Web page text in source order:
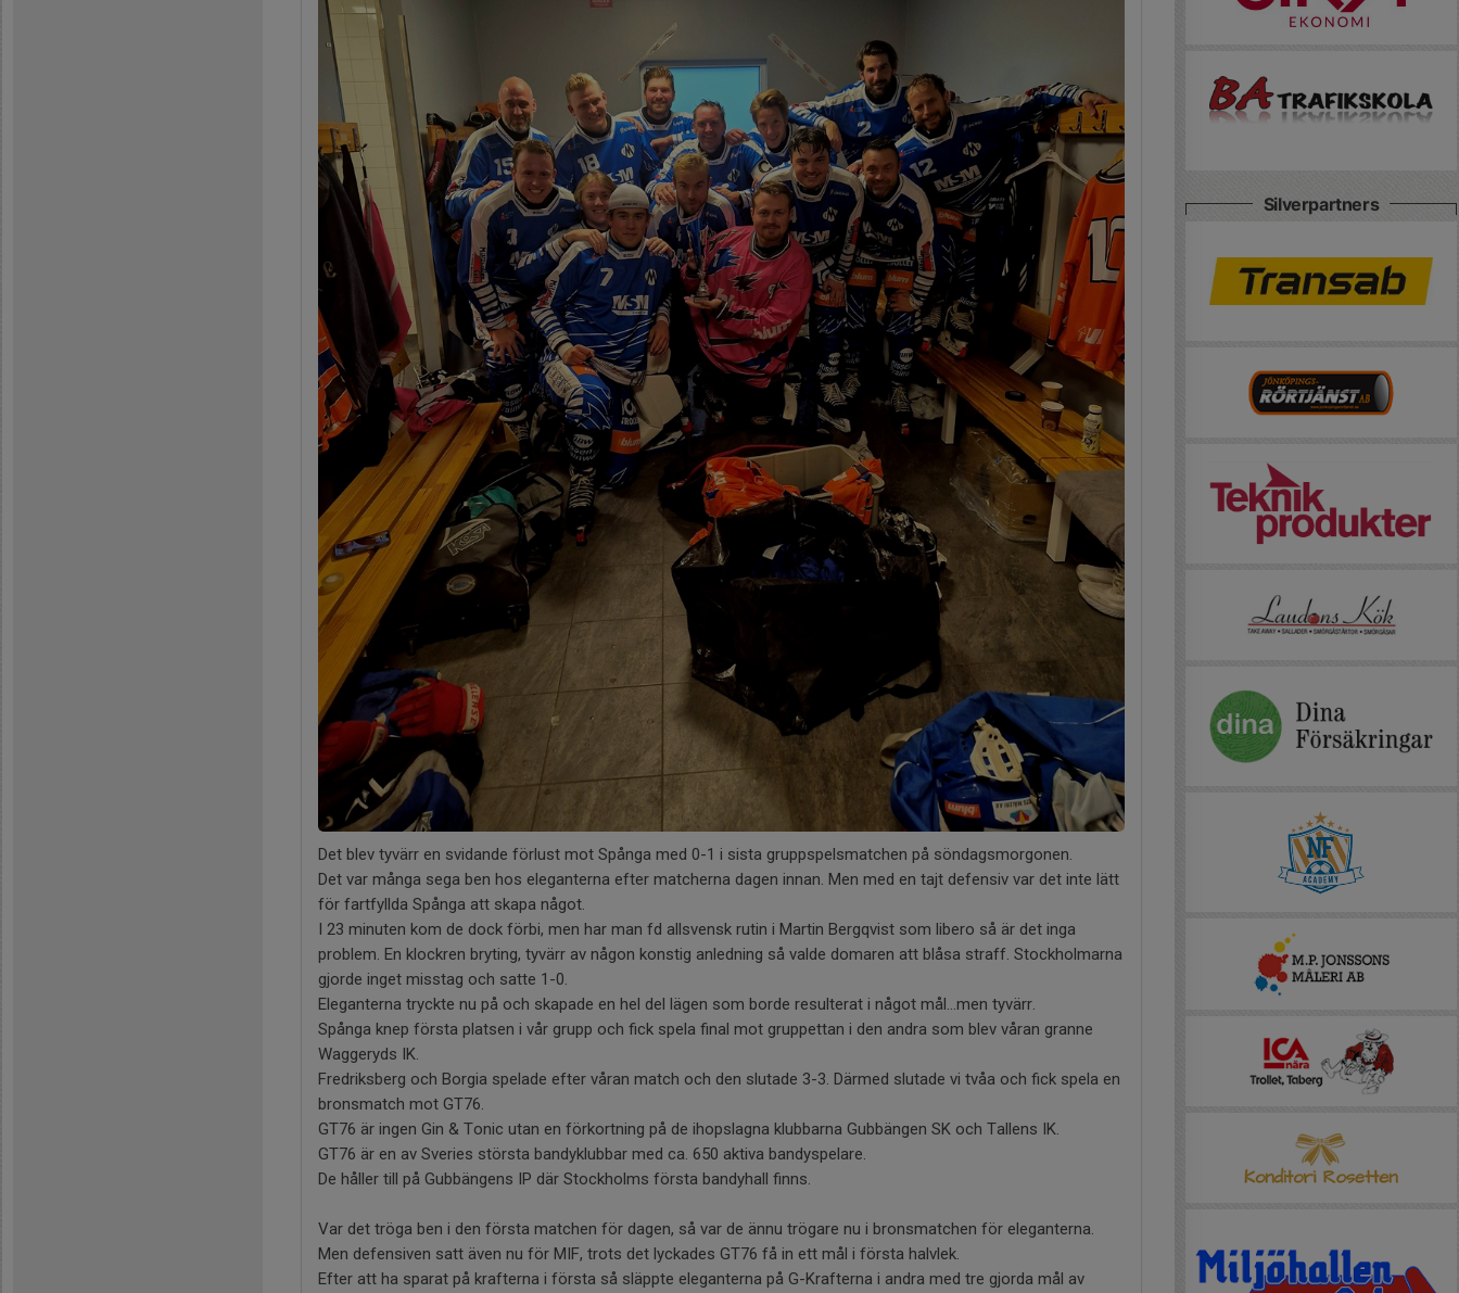
Det blev tyvärr en svidande förlust mot Spånga med 0-1 i sista gruppspelsmatchen på söndagsmorgonen.
Det var många sega ben hos eleganterna efter matcherna dagen innan. Men med en tajt defensiv var det inte lätt
för fartfyllda Spånga att skapa något.
I 23 minuten kom de dock förbi, men har man fd allsvensk rutin i Martin Bergqvist som libero så är det inga
problem. En klockren bryting, tyvärr av någon konstig anledning så valde domaren att blåsa straff. Stockholmarna
gjorde inget misstag och satte 1-0.
Eleganterna tryckte nu på och skapade en hel del lägen som borde resulterat i något mål...men tyvärr.
Spånga knep första platsen i vår grupp och fick spela final mot gruppettan i den andra som blev våran granne
Waggeryds IK.
Fredriksberg och Borgia spelade efter våran match och den slutade 3-3. Därmed slutade vi tvåa och fick spela en
bronsmatch mot GT76.
GT76 är ingen Gin & Tonic utan en förkortning på de ihopslagna klubbarna Gubbängen SK och Tallens IK.
GT76 är en av Sveries största bandyklubbar med ca. 650 aktiva bandyspelare.
De håller till på Gubbängens IP där Stockholms första bandyhall finns.
Var det tröga ben i den första matchen för dagen, så var de ännu trögare nu i bronsmatchen för eleganterna.
Men defensiven satt även nu för MIF, trots det lyckades GT76 få in ett mål i första halvlek.
Efter att ha sparat på krafterna i första så släppte eleganterna på G-Krafterna i andra med tre gjorda mål av
Silverpartners